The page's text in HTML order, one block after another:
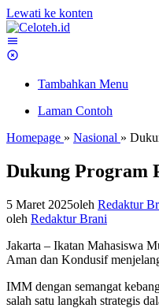
Lewati ke konten
Tambahkan Menu
Laman Contoh
Homepage » Nasional »
Dukung Program
5 Maret 2025oleh Redaktur
oleh Redaktur Brani
Jakarta – Ikatan Mahasiswa
Aman dan Kondusif
IMM dengan semangat
salah satu langkah strategis